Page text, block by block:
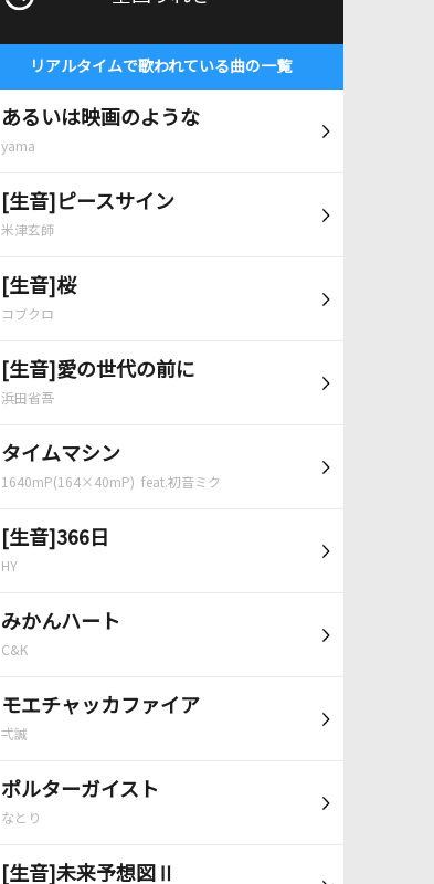
リアルタイムで歌われている曲の一覧
あるいは映画のような
yama
[生音]ピースサイン
米津玄師
[生音]桜
コブクロ
[生音]愛の世代の前に
浜田省吾
タイムマシン
1640mP(164×40mP) feat.初音ミク
[生音]366日
HY
みかんハート
C&K
モエチャッカファイア
弌誠
ポルターガイスト
なとり
[生音]未来予想図Ⅱ